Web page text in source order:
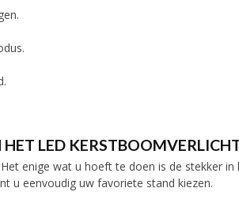
LED
enige wat u hoeft te doen is de stekker
u eenvoudig uw favoriete stand kiezen.